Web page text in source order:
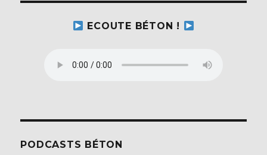
ECOUTE BÉTON !
PODCASTS BÉTON